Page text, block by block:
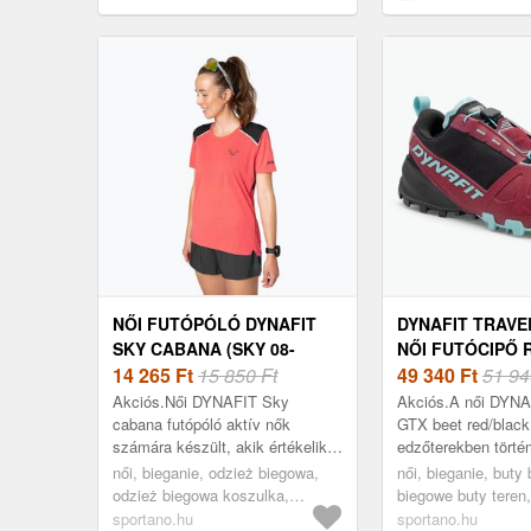
NŐI FUTÓPÓLÓ DYNAFIT
SKY CABANA (SKY 08-
0000071650)
14 265 Ft15 850 Ft
Akciós.Női DYNAFIT Sky
cabana futópóló aktív nők
számára készült, akik értékelik a
kényelmet és a funkcionalitást.
100%-ban újrahasznosított
poliészterből...
női, bieganie, odzież biegowa,
odzież biegowa koszulka,
rózsaszín
sportano.hu
DYNAFIT
NŐI FUTÓCIPŐ
PIROS/FEKETE
(TRAVERSE
0000064081)
49 340 Ft51
Akciós.A női
GTX beet red/
edzőterekben
lettek tervezve,
kulcsfontosságú a
védelem...
női, bieganie, buty
biegowe buty
sportano.hu